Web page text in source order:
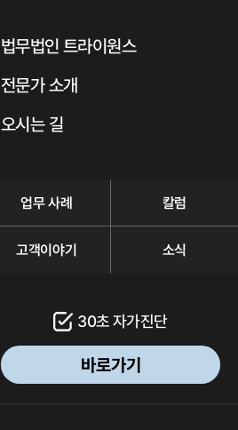
법무법인 트라이원스
전문가 소개
오시는 길
업무 사례 칼럼
고객이야기 소식
30초 자가진단
바로가기